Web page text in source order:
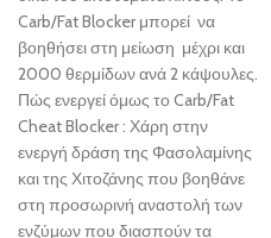
Carb/Fat Blocker μπορεί να
βοηθήσει στη μείωση μέχρι και
2000 θερμίδων ανά 2 κάψουλες.
Πώς ενεργεί όμως το Carb/Fat
Cheat Blocker : Χάρη στην
ενεργή δράση της Φασολαμίνης
και της Χιτοζάνης που βοηθάνε
στη προσωρινή αναστολή των
ενζύμων που διασπούν τα